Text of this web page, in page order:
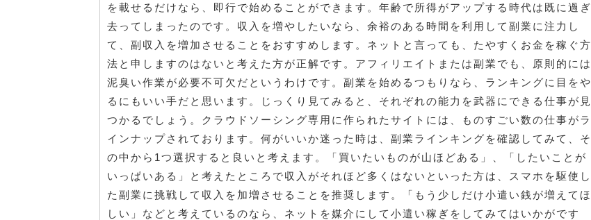
を載せるだけなら、即行で始めることができます。年齢で所得がアップする時代は既に過ぎ
去ってしまったのです。収入を増やしたいなら、余裕のある時間を利用して副業に注力し
て、副収入を増加させることをおすすめします。ネットと言っても、たやすくお金を稼ぐ方
法と申しますのはないと考えた方が正解です。アフィリエイトまたは副業でも、原則的には
泥臭い作業が必要不可欠だというわけです。副業を始めるつもりなら、ランキングに目をや
るにもいい手だと思います。じっくり見てみると、それぞれの能力を武器にできる仕事が見
つかるでしょう。クラウドソーシング専用に作られたサイトには、ものすごい数の仕事がラ
インナップされております。何がいいか迷った時は、副業ラインキングを確認してみて、そ
の中から1つ選択すると良いと考えます。「買いたいものが山ほどある」、「したいことが
いっぱいある」と考えたところで収入がそれほど多くはないといった方は、スマホを駆使し
た副業に挑戦して収入を加増させることを推奨します。「もう少しだけ小遣い銭が増えてほ
しい」などと考えているのなら、ネットを媒介にして小遣い稼ぎをしてみてはいかがです